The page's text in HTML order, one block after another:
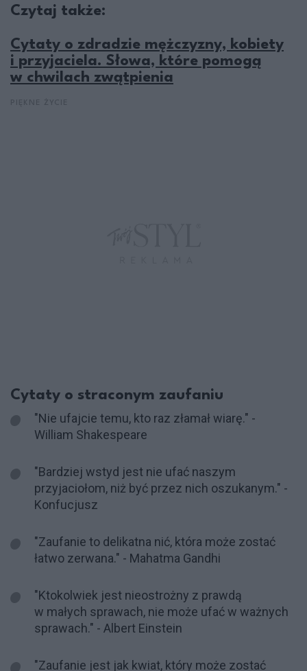
Czytaj także:
Cytaty o zdradzie mężczyzny, kobiety
i przyjaciela. Słowa, które pomogą
w chwilach zwątpienia
Cytaty o straconym zaufaniu
"Nie ufajcie temu, kto raz złamał wiarę." -
William Shakespeare
"Bardziej wstyd jest nie ufać naszym
przyjaciołom, niż być przez nich oszukanym." -
Konfucjusz
"Zaufanie to delikatna nić, która może zostać
łatwo zerwana." - Mahatma Gandhi
"Ktokolwiek jest nieostrożny z prawdą
w małych sprawach, nie może ufać w ważnych
sprawach." - Albert Einstein
"Zaufanie jest jak kwiat, który może zostać